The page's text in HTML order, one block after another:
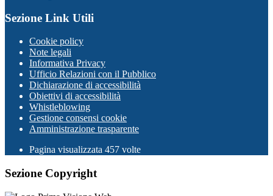
Sezione Link Utili
Cookie policy
Note legali
Informativa Privacy
Ufficio Relazioni con il Pubblico
Dichiarazione di accessibilità
Obiettivi di accessibilità
Whistleblowing
Gestione consensi cookie
Amministrazione trasparente
Pagina visualizzata 457 volte
Sezione Copyright